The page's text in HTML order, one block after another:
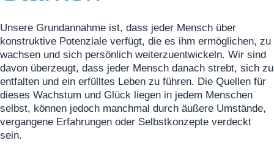
Unsere Grundannahme ist, dass jeder Mensch über
konstruktive Potenziale verfügt, die es ihm ermöglichen, zu
wachsen und sich persönlich weiterzuentwickeln. Wir sind
davon überzeugt, dass jeder Mensch danach strebt, sich zu
entfalten und ein erfülltes Leben zu führen. Die Quellen für
dieses Wachstum und Glück liegen in jedem Menschen
selbst, können jedoch manchmal durch äußere Umstände,
vergangene Erfahrungen oder Selbstkonzepte verdeckt
sein.